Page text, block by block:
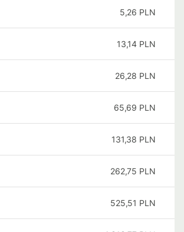
5,26 PLN
13,14 PLN
26,28 PLN
65,69 PLN
131,38 PLN
262,75 PLN
525,51 PLN